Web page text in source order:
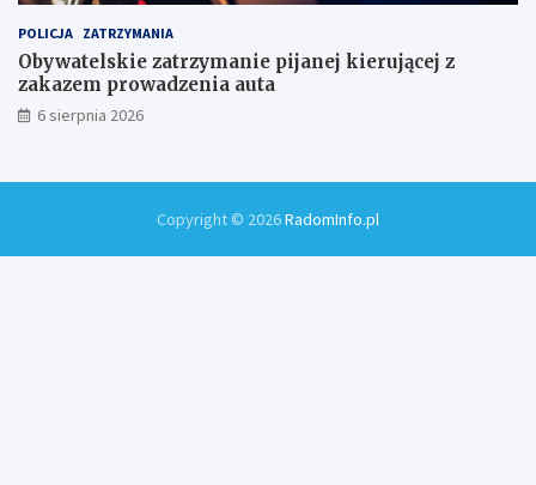
POLICJA ZATRZYMANIA
Obywatelskie zatrzymanie pijanej kierującej z
zakazem prowadzenia auta
6 sierpnia 2026
Copyright © 2026RadomInfo.pl